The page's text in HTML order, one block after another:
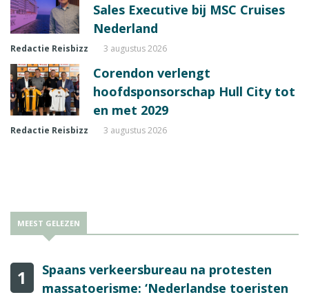
Sales Executive bij MSC Cruises
Nederland
Redactie Reisbizz 3 augustus 2026
Corendon verlengt
hoofdsponsorschap Hull City tot
en met 2029
Redactie Reisbizz 3 augustus 2026
MEEST GELEZEN
1
Spaans verkeersbureau na protesten
massatoerisme: ‘Nederlandse toeristen